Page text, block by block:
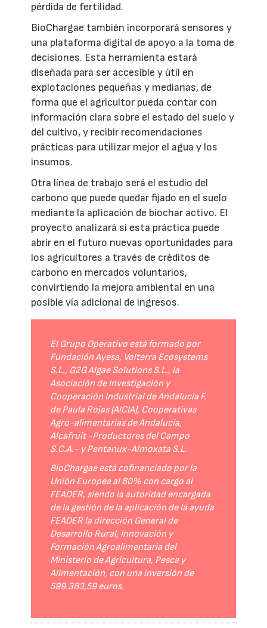
pérdida de fertilidad.
BioChargae también incorporará sensores y
una plataforma digital de apoyo a la toma de
decisiones. Esta herramienta estará
diseñada para ser accesible y útil en
explotaciones pequeñas y medianas, de
forma que el agricultor pueda contar con
información clara sobre el estado del suelo y
del cultivo, y recibir recomendaciones
prácticas para utilizar mejor el agua y los
insumos.
Otra línea de trabajo será el estudio del
carbono que puede quedar fijado en el suelo
mediante la aplicación de biochar activo. El
proyecto analizará si esta práctica puede
abrir en el futuro nuevas oportunidades para
los agricultores a través de créditos de
carbono en mercados voluntarios,
convirtiendo la mejora ambiental en una
posible vía adicional de ingresos.
El Grupo Operativo está formado por
Fundación Ayesa, Volterra Ecosystems
S.L., G2G Algae Solutions S.L., la
Asociación de Investigación y
Cooperación Industrial de Andalucía F.
de Paula Rojas (AICIA), Cooperativas
Agro-alimentarias de Andalucía,
Alcafruit -Productores del Campo
S.C.A.- y Pentanux-Almoxata S.L.
BioChargae está cofinanciado por la
Unión Europea al 80% con cargo al
FEADER, siendo la autoridad encargada
de la gestión de la aplicación de la ayuda
FEADER la dirección General de
Desarrollo Rural, Innovación y
Formación Agroalimentaria del
Ministerio de Agricultura, Pesca y
Alimentación, con una inversión de
599.383,59 euros.